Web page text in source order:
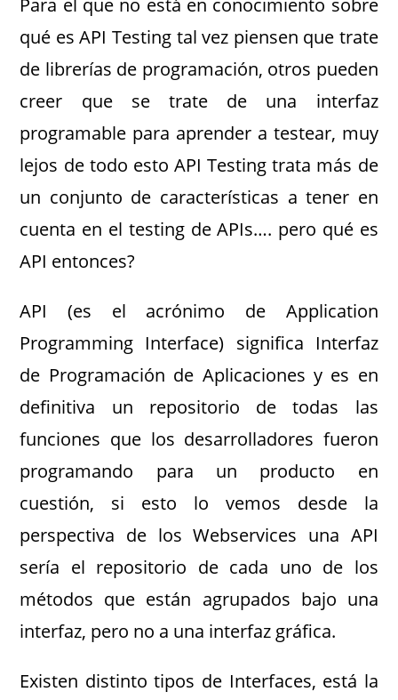
Para el que no está en conocimiento sobre
qué es API Testing tal vez piensen que trate
de librerías de programación, otros pueden
creer que se trate de una interfaz
programable para aprender a testear, muy
lejos de todo esto API Testing trata más de
un conjunto de características a tener en
cuenta en el testing de APIs…. pero qué es
API entonces?
API (es el acrónimo de Application
Programming Interface) significa Interfaz
de Programación de Aplicaciones y es en
definitiva un repositorio de todas las
funciones que los desarrolladores fueron
programando para un producto en
cuestión, si esto lo vemos desde la
perspectiva de los Webservices una API
sería el repositorio de cada uno de los
métodos que están agrupados bajo una
interfaz, pero no a una interfaz gráfica.
Existen distinto tipos de Interfaces, está la